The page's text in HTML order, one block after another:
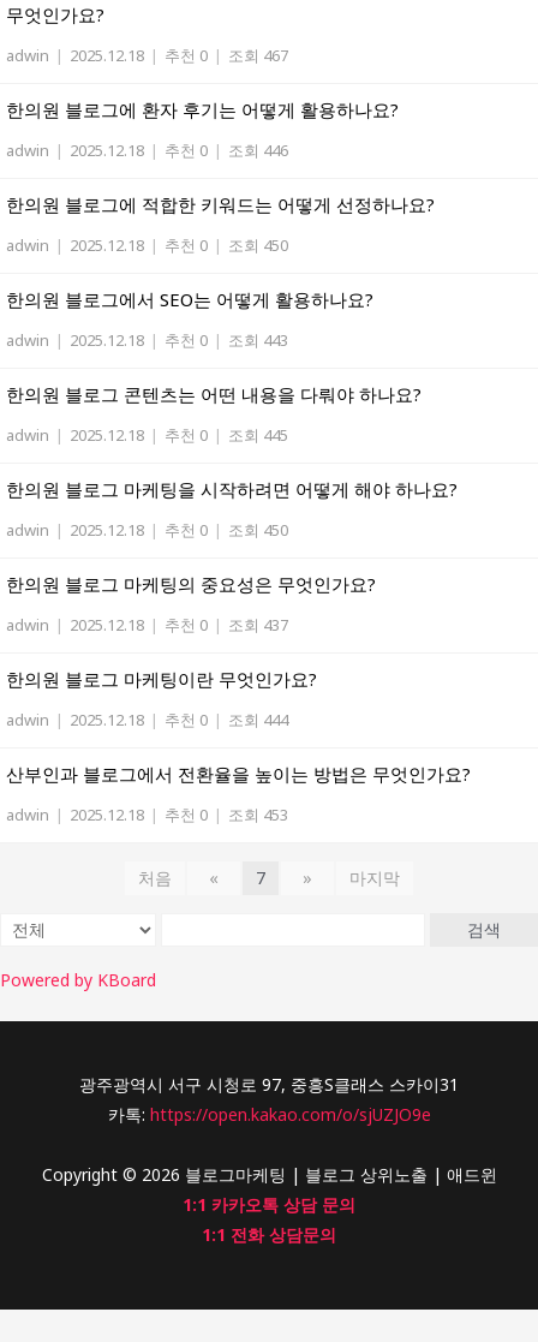
무엇인가요?
adwin | 2025.12.18 | 추천 0 | 조회 467
한의원 블로그에 환자 후기는 어떻게 활용하나요?
adwin | 2025.12.18 | 추천 0 | 조회 446
한의원 블로그에 적합한 키워드는 어떻게 선정하나요?
adwin | 2025.12.18 | 추천 0 | 조회 450
한의원 블로그에서 SEO는 어떻게 활용하나요?
adwin | 2025.12.18 | 추천 0 | 조회 443
한의원 블로그 콘텐츠는 어떤 내용을 다뤄야 하나요?
adwin | 2025.12.18 | 추천 0 | 조회 445
한의원 블로그 마케팅을 시작하려면 어떻게 해야 하나요?
adwin | 2025.12.18 | 추천 0 | 조회 450
한의원 블로그 마케팅의 중요성은 무엇인가요?
adwin | 2025.12.18 | 추천 0 | 조회 437
한의원 블로그 마케팅이란 무엇인가요?
adwin | 2025.12.18 | 추천 0 | 조회 444
산부인과 블로그에서 전환율을 높이는 방법은 무엇인가요?
adwin | 2025.12.18 | 추천 0 | 조회 453
처음 « 7 » 마지막
검색
Powered by KBoard
광주광역시 서구 시청로 97, 중흥S클래스 스카이31
카톡: https://open.kakao.com/o/sjUZJO9e
Copyright © 2026 블로그마케팅 | 블로그 상위노출 | 애드윈
1:1 카카오톡 상담 문의
1:1 전화 상담문의